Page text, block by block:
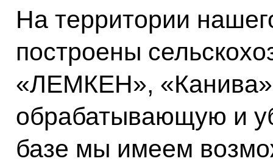
На территории
построены
«ЛЕМКЕН»,
обрабатывающую и
базе мы имеем